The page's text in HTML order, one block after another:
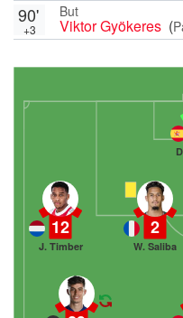
But
Viktor Gyökeres (
90'
+3
2
W. Saliba
12
J. Timber